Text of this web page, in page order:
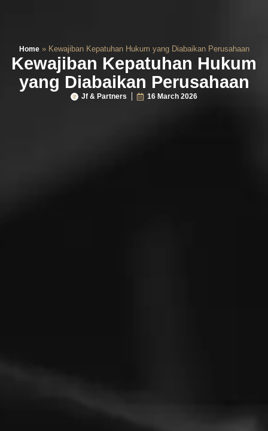
Home» Kewajiban Kepatuhan Hukum yang Diabaikan Perusahaan
Kewajiban Kepatuhan Hukum
yang Diabaikan Perusahaan
Jf & Partners 16 March 2026